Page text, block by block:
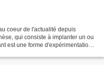
coeur de l'actualité depuis
qui consiste à implanter un ou
est une forme d'expérimentation